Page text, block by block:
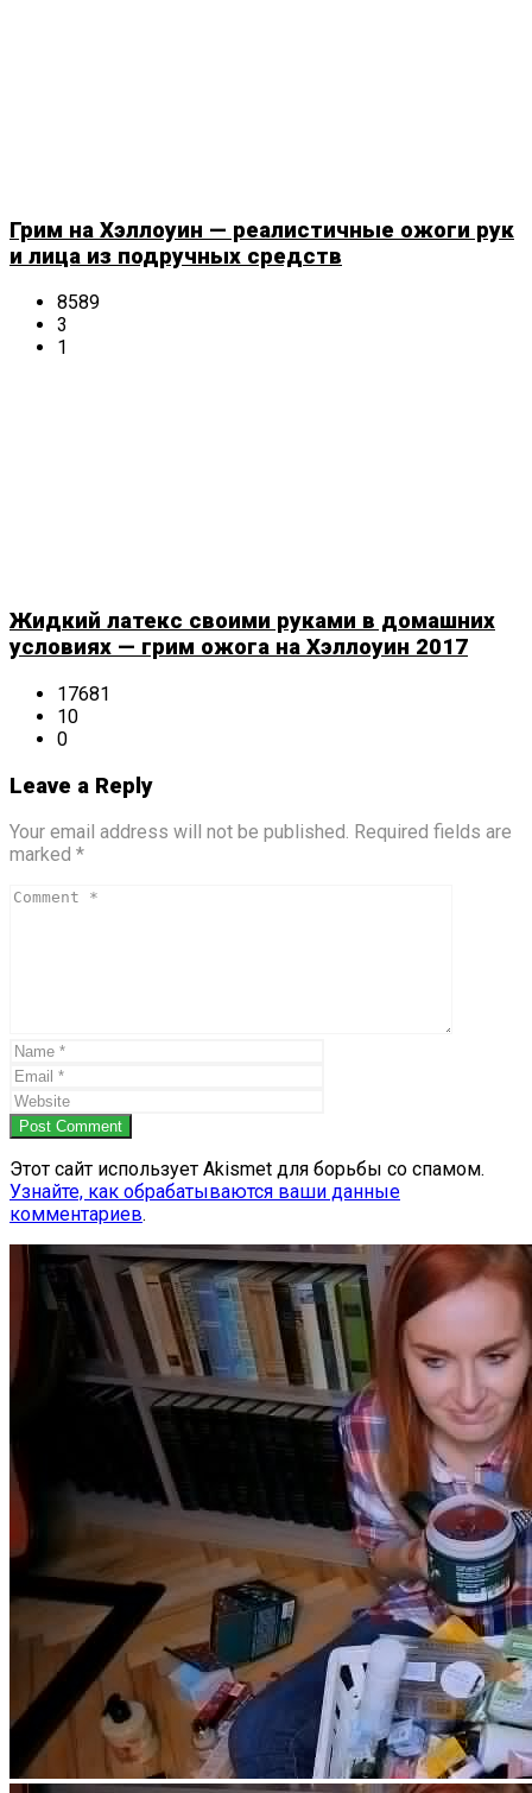
Грим на Хэллоуин — реалистичные ожоги рук
и лица из подручных средств
8589
3
1
Жидкий латекс своими руками в домашних
условиях — грим ожога на Хэллоуин 2017
17681
10
0
Leave a Reply
Your email address will not be published. Required fields are
marked *
Post Comment
Этот сайт использует Akismet для борьбы со спамом.
Узнайте, как обрабатываются ваши данные
комментариев.